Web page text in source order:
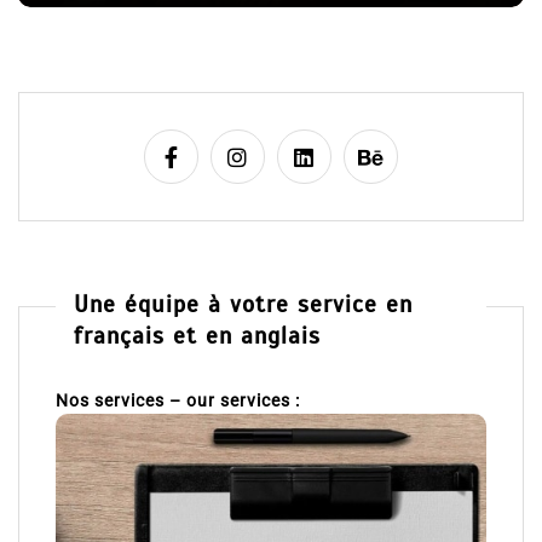
Une équipe à votre service en
français et en anglais
Nos services – our services :